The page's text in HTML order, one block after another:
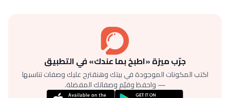
جرّب ميزة «اطبخ بما عندك» في التطبيق
اكتب المكونات الموجودة في بيتك وهنقترح عليك وصفات تناسبها
— واحفظ وقيّم وصفاتك المفضلة.